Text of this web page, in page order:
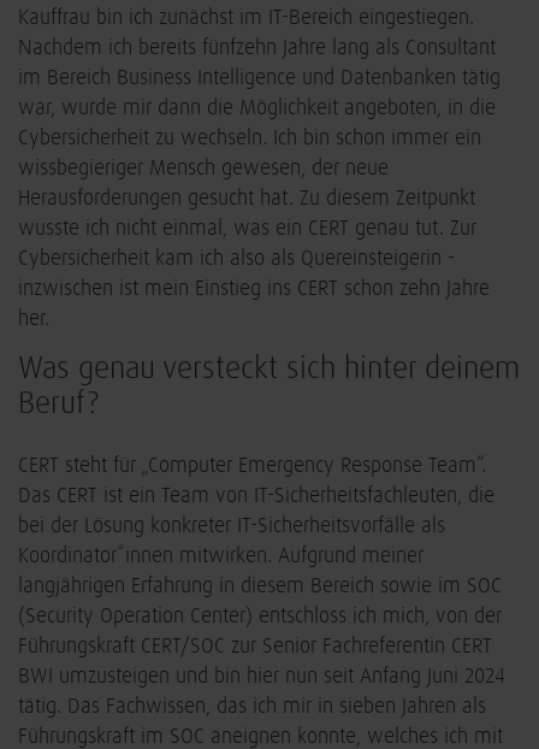
Kauffrau bin ich zunächst im IT-Bereich eingestiegen.
Nachdem ich bereits fünfzehn Jahre lang als Consultant
im Bereich Business Intelligence und Datenbanken tätig
war, wurde mir dann die Möglichkeit angeboten, in die
Cybersicherheit zu wechseln. Ich bin schon immer ein
wissbegieriger Mensch gewesen, der neue
Herausforderungen gesucht hat. Zu diesem Zeitpunkt
wusste ich nicht einmal, was ein CERT genau tut. Zur
Cybersicherheit kam ich also als Quereinsteigerin -
inzwischen ist mein Einstieg ins CERT schon zehn Jahre
her.
Was genau versteckt sich hinter deinem
Beruf?
CERT steht für „Computer Emergency Response Team“.
Das CERT ist ein Team von IT-Sicherheitsfachleuten, die
bei der Lösung konkreter IT-Sicherheitsvorfälle als
Koordinator*innen mitwirken. Aufgrund meiner
langjährigen Erfahrung in diesem Bereich sowie im SOC
(Security Operation Center) entschloss ich mich, von der
Führungskraft CERT/SOC zur Senior Fachreferentin CERT
BWI umzusteigen und bin hier nun seit Anfang Juni 2024
tätig. Das Fachwissen, das ich mir in sieben Jahren als
Führungskraft im SOC aneignen konnte, welches ich mit